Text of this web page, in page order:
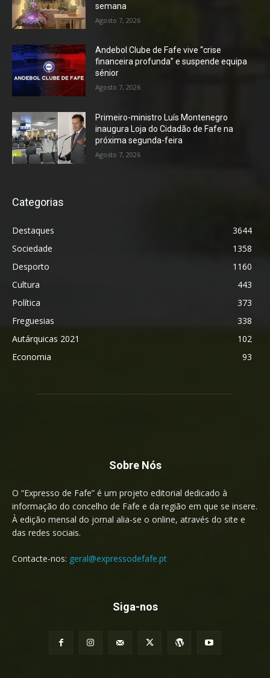
semana
Agosto 7, 2026
Andebol Clube de Fafe vive “crise
financeira profunda” e suspende equipa
sénior
Agosto 7, 2026
Primeiro-ministro Luís Montenegro
inaugura Loja do Cidadão de Fafe na
próxima segunda-feira
Agosto 7, 2026
Categorias
Destaques
3644
Sociedade
1358
Desporto
1160
Cultura
443
Política
373
Freguesias
338
Autárquicas 2021
102
Economia
93
Sobre Nós
O “Expresso de Fafe” é um projeto editorial dedicado à
informação do concelho de Fafe e da região em que se insere.
À edição mensal do jornal alia-se o online, através do site e
das redes sociais.
Contacte-nos: geral@expressodefafe.pt
Siga-nos